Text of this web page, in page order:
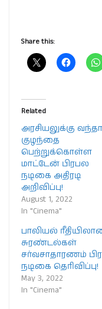
Share this:
Related
அரசியலுக்கு
குழந்தை
பெற்றுக்கொள்ள
மாட்டேன் பிரபல
நடிகை அதிரடி
அறிவிப்பு!
August 1, 2022
In "Cinema"
பாலியல்
சுரண்டல்கள்
சர்வசாதாரணம்
நடிகை தெரிவிப்பு!
May 3, 2022
In "Cinema"